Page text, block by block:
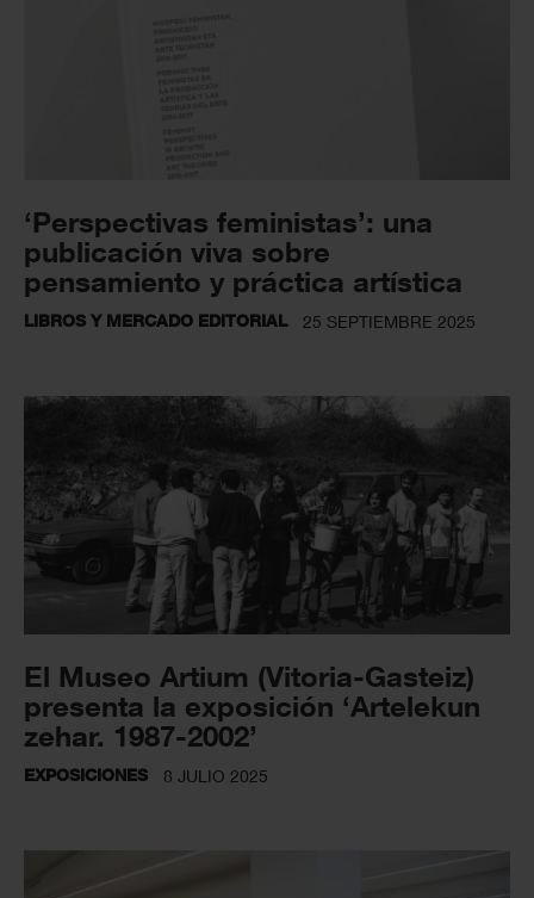
‘Perspectivas feministas’: una
publicación viva sobre
pensamiento y práctica artística
LIBROS Y MERCADO EDITORIAL 25 SEPTIEMBRE 2025
El Museo Artium (Vitoria-Gasteiz)
presenta la exposición ‘Artelekun
zehar. 1987-2002’
EXPOSICIONES 8 JULIO 2025